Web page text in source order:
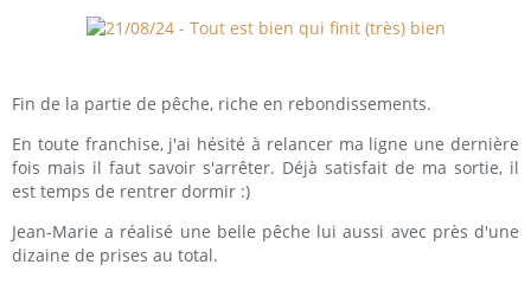
Fin de la partie de pêche, riche en rebondissements.
En toute franchise, j'ai hésité à relancer ma ligne une dernière
fois mais il faut savoir s'arrêter. Déjà satisfait de ma sortie, il
est temps de rentrer dormir :)
Jean-Marie a réalisé une belle pêche lui aussi avec près d'une
dizaine de prises au total.